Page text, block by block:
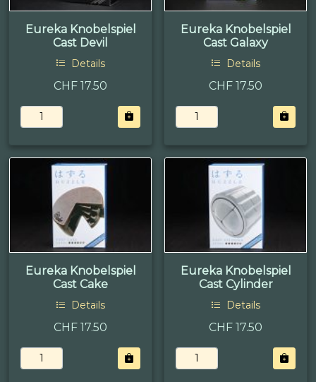
Eureka Knobelspiel
Cast Devil
Details
CHF 17.50
Eureka Knobelspiel
Cast Galaxy
Details
CHF 17.50
Eureka Knobelspiel
Cast Cake
Details
CHF 17.50
Eureka Knobelspiel
Cast Cylinder
Details
CHF 17.50